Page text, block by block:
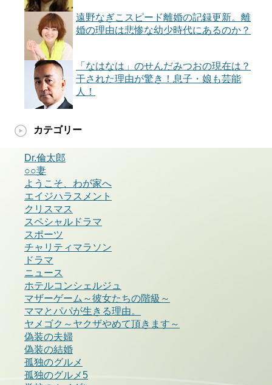
遠野なぎこスピード離婚の記録更新。離
婚の理由は悲惨な幼少時代にあるのか？
「なはなは」のせんだみつおの現在は？
干された理由が驚き！息子・娘も芸能
人！
カテゴリー
Dr.倫太郎
○○妻
ようこそ、わが家へ
エイジハラスメント
クリスマス
スペシャルドラマ
スポーツ
チャリティマラソン
ドラマ
ニュース
ホテルコンシェルジュ
マザーゲーム～彼女たちの階級～
ママとパパが生きる理由。
ヤメゴク～ヤクザやめて頂きます～
偽装の夫婦
偽装の結婚
孤独のグルメ
孤独のグルメ5